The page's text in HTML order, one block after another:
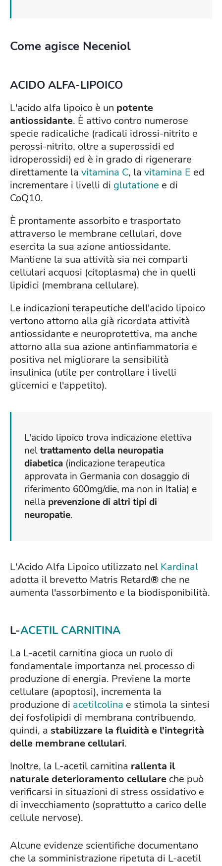
Come agisce Neceniol
ACIDO ALFA-LIPOICO
L'acido alfa lipoico è un potente
antiossidante. È attivo contro numerose
specie radicaliche (radicali idrossi-nitrito e
perossi-nitrito, oltre a superossidi ed
idroperossidi) ed è in grado di rigenerare
direttamente la vitamina C, la vitamina E ed
incrementare i livelli di glutatione e di
CoQ10.
È prontamente assorbito e trasportato
attraverso le membrane cellulari, dove
esercita la sua azione antiossidante.
Mantiene la sua attività sia nei comparti
cellulari acquosi (citoplasma) che in quelli
lipidici (membrana cellulare).
Le indicazioni terapeutiche dell'acido lipoico
vertono attorno alla già ricordata attività
antiossidante e neuroprotettiva, ma anche
attorno alla sua azione antinfiammatoria e
positiva nel migliorare la sensibilità
insulinica (utile per controllare i livelli
glicemici e l'appetito).
L'acido lipoico trova indicazione elettiva
neltrattamento della neuropatia
diabetica (indicazione terapeutica
approvata in Germania con dosaggio di
riferimento 600mg/die, ma non in Italia) e
nella prevenzione di altri tipi di
neuropatie.
L'Acido Alfa Lipoico utilizzato nel Kardinal
adotta il brevetto Matris Retard® che ne
aumenta l'assorbimento e la biodisponibilità.
L-ACETIL CARNITINA
La L-acetil carnitina gioca un ruolo di
fondamentale importanza nel processo di
produzione di energia. Previene la morte
cellulare (apoptosi), incrementa la
produzione di acetilcolina e stimola la sintesi
dei fosfolipidi di membrana contribuendo,
quindi, a stabilizzare la fluidità e l'integrità
delle membrane cellulari.
Inoltre, la L-acetil carnitina rallenta il
naturale deterioramento cellulare che può
verificarsi in situazioni di stress ossidativo e
di invecchiamento (soprattutto a carico delle
cellule nervose).
Alcune evidenze scientifiche documentano
che la somministrazione ripetuta di L-acetil